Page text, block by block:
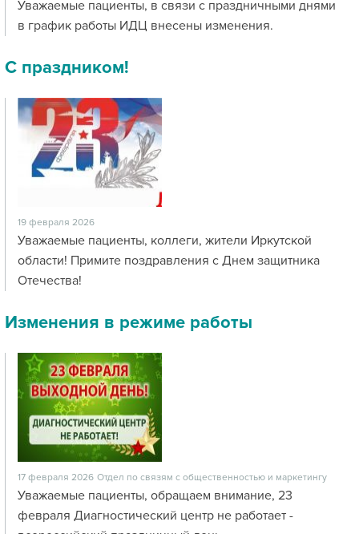
Уважаемые пациенты, в связи с праздничными днями
в график работы ИДЦ внесены изменения.
С праздником!
19 февраля 2026
Уважаемые пациенты, коллеги, жители Иркутской
области! Примите поздравления с Днем защитника
Отечества!
Изменения в режиме работы
17 февраля 2026 Отдел по связям с общественностью и маркетингу
Уважаемые пациенты, обращаем внимание, 23
февраля Диагностический центр не работает -